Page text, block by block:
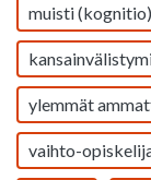
muisti (kognitio)
ylemmät
vaihto-